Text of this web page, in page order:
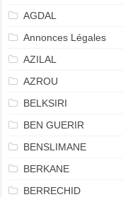
AGDAL
Annonces Légales
AZILAL
AZROU
BELKSIRI
BEN GUERIR
BENSLIMANE
BERKANE
BERRECHID